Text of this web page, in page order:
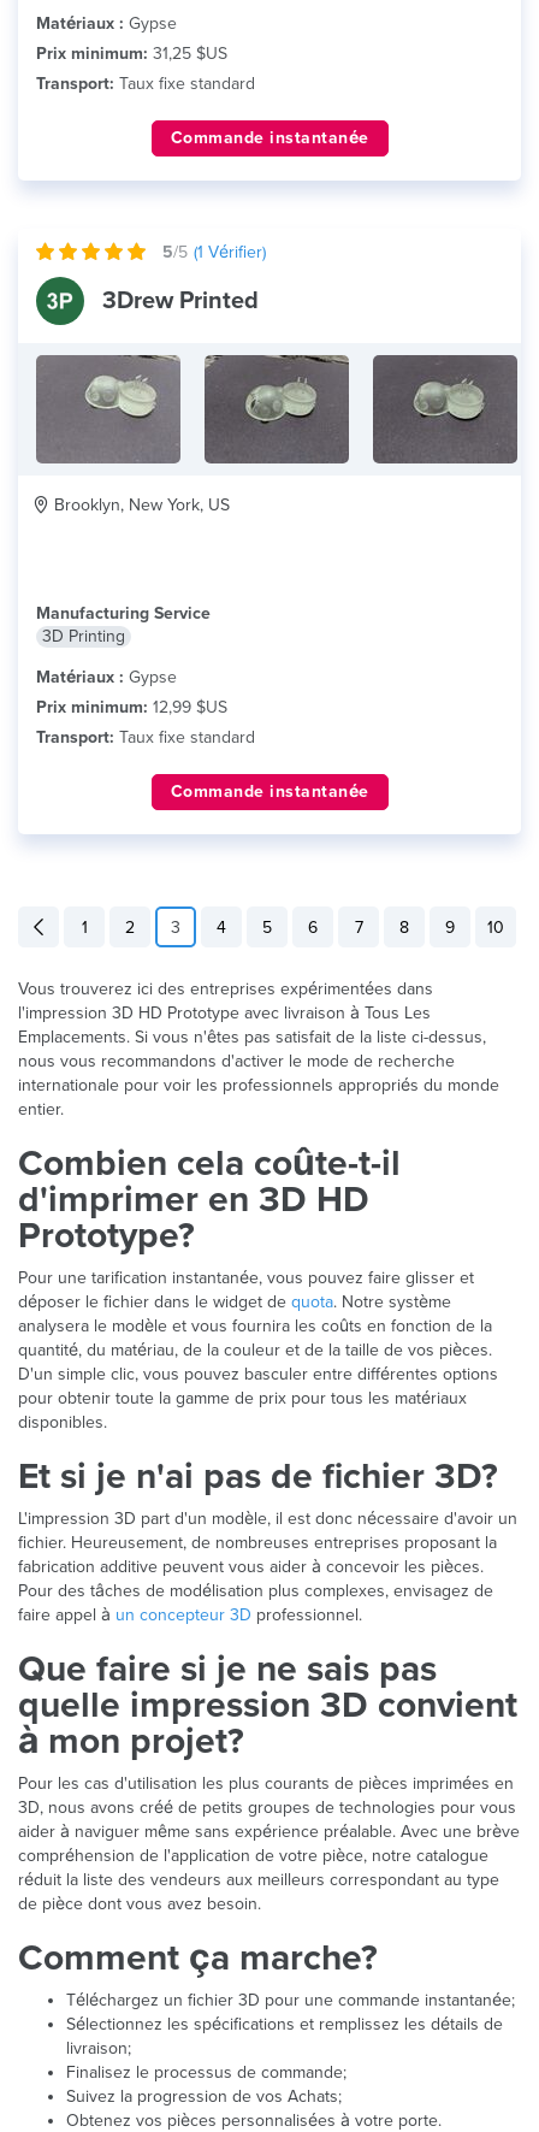
Matériaux : Gypse
Prix minimum: 31,25 $US
Transport: Taux fixe standard
Commande instantanée
5/5 (1 Vérifier)
3Drew Printed
Brooklyn, New York, US
Manufacturing Service
3D Printing
Matériaux : Gypse
Prix minimum: 12,99 $US
Transport: Taux fixe standard
Commande instantanée
1 2 3 4 5 6 7 8 9 10
Vous trouverez ici des entreprises expérimentées dans
l'impression 3D HD Prototype avec livraison à Tous Les
Emplacements. Si vous n'êtes pas satisfait de la liste ci-dessus,
nous vous recommandons d'activer le mode de recherche
internationale pour voir les professionnels appropriés du monde
entier.
Combien cela coûte-t-il
d'imprimer en 3D HD
Prototype?
Pour une tarification instantanée, vous pouvez faire glisser et
déposer le fichier dans le widget de quota. Notre système
analysera le modèle et vous fournira les coûts en fonction de la
quantité, du matériau, de la couleur et de la taille de vos pièces.
D'un simple clic, vous pouvez basculer entre différentes options
pour obtenir toute la gamme de prix pour tous les matériaux
disponibles.
Et si je n'ai pas de fichier 3D?
L'impression 3D part d'un modèle, il est donc nécessaire d'avoir un
fichier. Heureusement, de nombreuses entreprises proposant la
fabrication additive peuvent vous aider à concevoir les pièces.
Pour des tâches de modélisation plus complexes, envisagez de
faire appel à un concepteur 3D professionnel.
Que faire si je ne sais pas
quelle impression 3D convient
à mon projet?
Pour les cas d'utilisation les plus courants de pièces imprimées en
3D, nous avons créé de petits groupes de technologies pour vous
aider à naviguer même sans expérience préalable. Avec une brève
compréhension de l'application de votre pièce, notre catalogue
réduit la liste des vendeurs aux meilleurs correspondant au type
de pièce dont vous avez besoin.
Comment ça marche?
Téléchargez un fichier 3D pour une commande instantanée;
Sélectionnez les spécifications et remplissez les détails de
livraison;
Finalisez le processus de commande;
Suivez la progression de vos Achats;
Obtenez vos pièces personnalisées à votre porte.